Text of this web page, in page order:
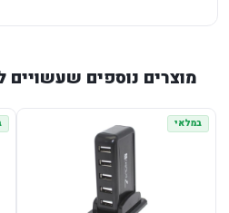
מוצרים נוספים שעשויים
במלאי